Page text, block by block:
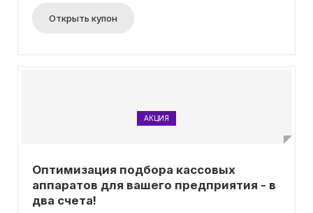
промокод.
Открыть купон
АКЦИЯ
Оптимизация подбора кассовых
аппаратов для вашего предприятия - в
два счета!